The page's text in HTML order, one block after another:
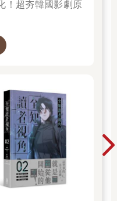
的半顆心臟，從未有過的
直了身子。
割下他的肉，剁碎他的
全力往太淵站立的位置衝
照著孤虹性情，怎麼也不
過來，不免吃了一驚。
情急之下顧不上多想，從
。
！超夯韓國影劇原